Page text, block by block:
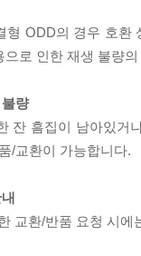
형 ODD의 경우 호환
으로 인한 재생 불량
량
잔 흠집이 남아있거
/교환이 가능합니다.
교환/반품 요청 시